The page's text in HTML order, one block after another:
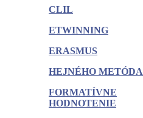
CLIL
ETWINNING
ERASMUS
HEJNÉHO METÓDA
FORMATÍVNE
HODNOTENIE